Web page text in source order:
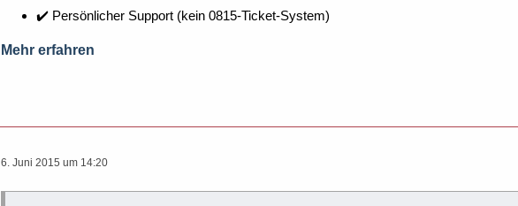
✔️ Persönlicher Support (kein 0815-Ticket-System)
Mehr erfahren
6. Juni 2015 um 14:20